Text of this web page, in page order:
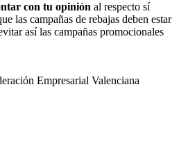
con tu opinión al respecto sí
las campañas de rebajas deben estar
así las campañas promocionales
Empresarial Valenciana